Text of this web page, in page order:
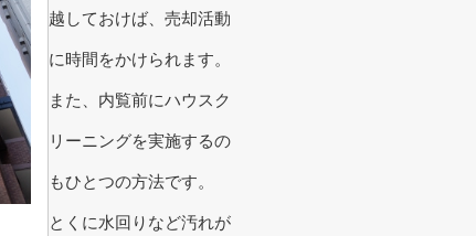
越しておけば、売却活動
に時間をかけられます。
また、内覧前にハウスク
リーニングを実施するの
もひとつの方法です。
とくに水回りなど汚れが